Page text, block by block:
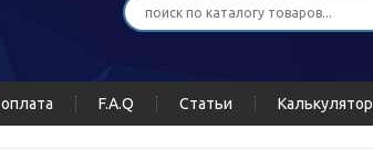
F.A.Q Статьи